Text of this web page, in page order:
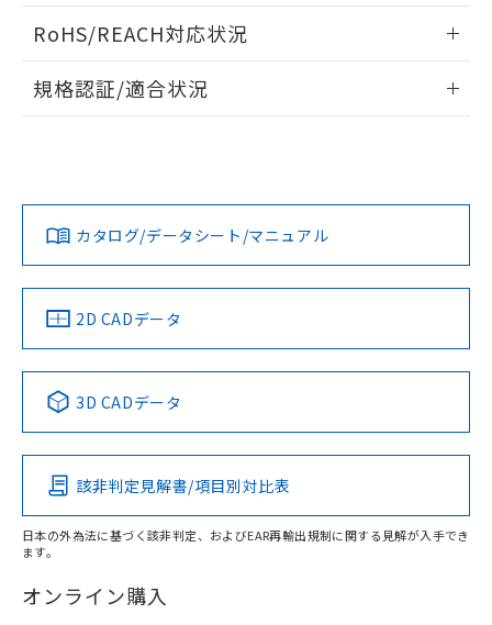
タイムチャート
A: 120mm以上、B: 100mm以上
以上、n: 40mm以上
検出物体の大きさと材質による影響
検出領域
ドすることができます。
ログイン/会員登録
ダウンロードデータをご利用いただく前に、以下を必ずお読
みください。
ソフトウェアの使用条件
RoHS/REACH対応状況
EU RoHS 注意事項・凡例
対応済み
中国 RoHS 注意事項・凡例
Pb Hg Cd Cr(VI)
O
在庫等で未対応品が混在する可能性があります。
規格認証/適合状況
LR型式承認
（イギリス
船舶規格）
DNV型式承認
（ノルウェー
BV型式承認
（フランス
KR型式
（韓国
No No No No
この製品の規格認証/適合状況ページへ
その他の認証はこちらのページからご検索ください
カタログ/データシート/マニュアル
2D CADデータ
3D CADデータ
該非判定見解書/項目別対比表
日本の外為法に基づく該非判定、およびEAR再輸出規制に関する見解が入手でき
ます。
オンライン購入